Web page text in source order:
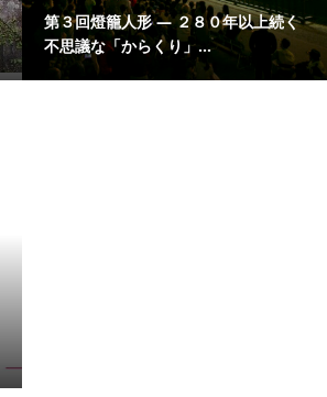
第３回燈籠人形 ― ２８０年以上続く
不思議な「からくり」...